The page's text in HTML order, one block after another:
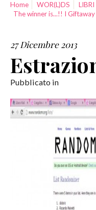
Home WOR(L)DS
LIBRI
The winner is...!! I Giftaway
27 Dicembre 2013
Pubblicato in